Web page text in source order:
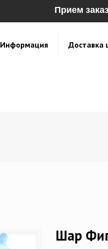
Прием
Информация Доставка
Шар